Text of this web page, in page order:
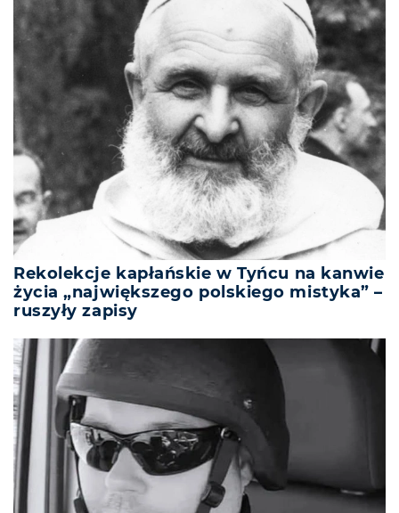
Rekolekcje kapłańskie w Tyńcu na kanwie
życia „największego polskiego mistyka” –
ruszyły zapisy